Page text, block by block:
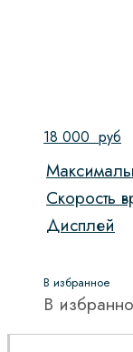
18 000 руб
Скорость
Дисплей
В избранное
В